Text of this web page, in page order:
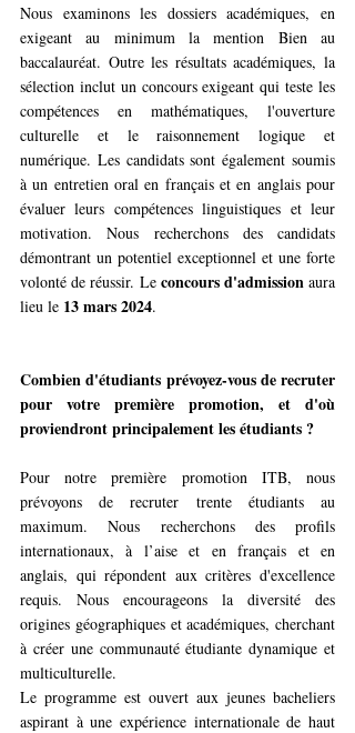
Nous examinons les dossiers académiques, en
exigeant au minimum la mention Bien au
baccalauréat. Outre les résultats académiques, la
sélection inclut un concours exigeant qui teste les
compétences en mathématiques, l'ouverture
culturelle et le raisonnement logique et
numérique. Les candidats sont également soumis
à un entretien oral en français et en anglais pour
évaluer leurs compétences linguistiques et leur
motivation. Nous recherchons des candidats
démontrant un potentiel exceptionnel et une forte
volonté de réussir. Le concours d'admission aura
lieu le 13 mars 2024.
Combien d'étudiants prévoyez-vous de recruter
pour votre première promotion, et d'où
proviendront principalement les étudiants ?
Pour notre première promotion ITB, nous
prévoyons de recruter trente étudiants au
maximum. Nous recherchons des profils
internationaux, à l’aise et en français et en
anglais, qui répondent aux critères d'excellence
requis. Nous encourageons la diversité des
origines géographiques et académiques, cherchant
à créer une communauté étudiante dynamique et
multiculturelle.
Le programme est ouvert aux jeunes bacheliers
aspirant à une expérience internationale de haut